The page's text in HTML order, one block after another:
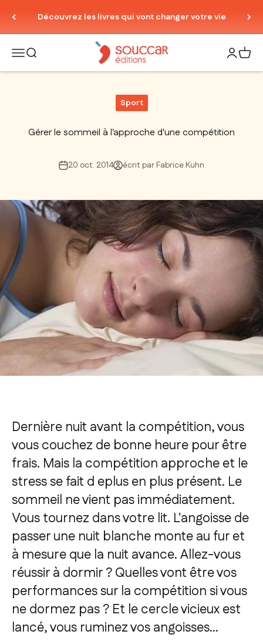
Découvrez les livres qui vont changer votre vie
Ouvrir la navigation
Ouvrir la rechercheThierry Souccar Editions Ouvrir
Voir
Sport
Gérer le sommeil à l'approche d'une compétition
20 oct. 2014 écrit par Fabrice Kuhn
Dernière nuit avant la compétition, vous
vous couchez de bonne heure pour être
frais. Mais la compétition approche et le
stress se fait d eplus en plus présent. Le
sommeil ne vient pas immédiatement.
Vous tournez dans votre lit. L'angoisse de
passer une nuit blanche monte au fur et
à mesure que la nuit avance. Allez-vous
réussir à dormir ? Quelles vont être vos
performances sur la compétition si vous
ne dormez pas ? Et le cercle vicieux est
lancé, vous ruminez vos angoisses…